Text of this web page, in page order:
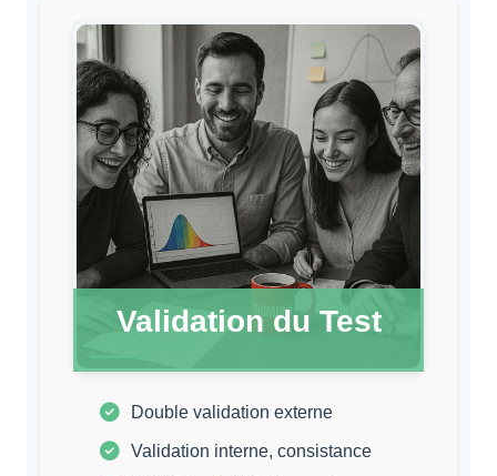
Validation du Test
Double validation externe
Validation interne, consistance